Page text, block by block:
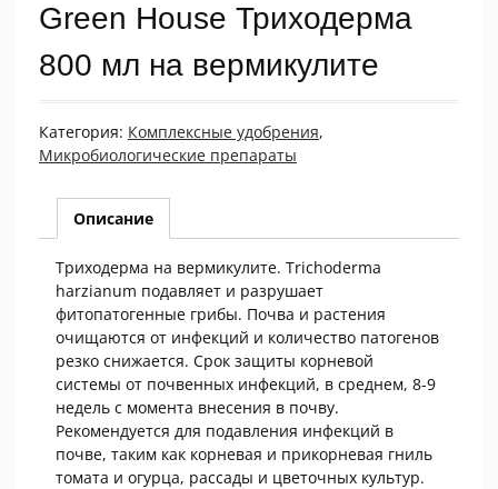
Green House Триходерма
800 мл на вермикулите
Категория: Комплексные удобрения,
Микробиологические препараты
Описание
Триходерма на вермикулите. Trichoderma
harzianum подавляет и разрушает
фитопатогенные грибы. Почва и растения
очищаются от инфекций и количество патогенов
резко снижается. Срок защиты корневой
системы от почвенных инфекций, в среднем, 8-9
недель с момента внесения в почву.
Рекомендуется для подавления инфекций в
почве, таким как корневая и прикорневая гниль
томата и огурца, рассады и цветочных культур.